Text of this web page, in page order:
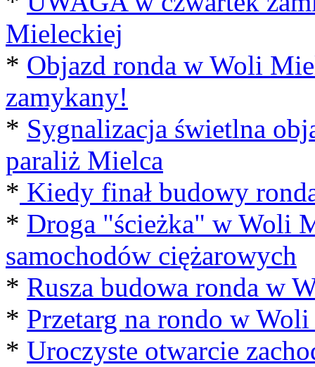
Mieleckiej
* Objazd ronda w Woli
zamykany!
* Sygnalizacja świetlna
paraliż Mielca
* Kiedy finał budowy
* Droga "ścieżka" w Woli
samochodów ciężarowych
* Rusza budowa ronda w
* Przetarg na rondo w
* Uroczyste otwarcie